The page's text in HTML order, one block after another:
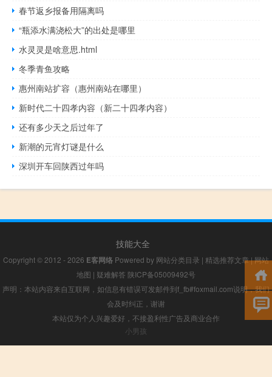
春节返乡报备用隔离吗
“瓶添水满浇松大”的出处是哪里
水灵灵是啥意思.html
冬季青鱼攻略
惠州南站扩容（惠州南站在哪里）
新时代二十四孝内容（新二十四孝内容）
还有多少天之后过年了
新潮的元宵灯谜是什么
深圳开车回陕西过年吗
技能大全
Copyright © 2012 - 2026 E客网络 Powered by 网站分类目录 | 精选推荐文章|网站
地图 | 疑难解答 陕ICP备05009492号
声明：本站内容来自互联网，如信息有错误可发邮件到f_fb#foxmail.com说明，我们
会及时纠正，谢谢
本站仅为个人兴趣爱好，不接盈利性广告及商业合作
小男孩